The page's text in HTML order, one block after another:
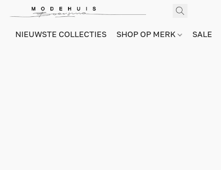
NIEUWSTE COLLECTIES SHOP OP MERK SALE